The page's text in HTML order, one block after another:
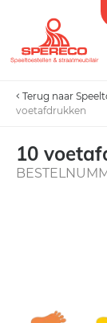
Terug naar
voetafdrukken
10